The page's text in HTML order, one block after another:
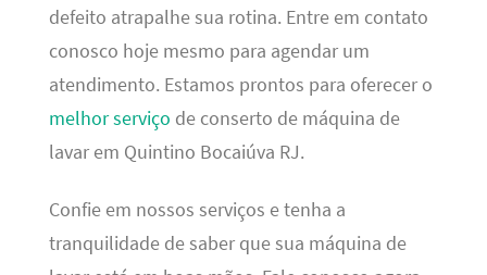
defeito atrapalhe sua rotina. Entre em contato
conosco hoje mesmo para agendar um
atendimento. Estamos prontos para oferecer o
melhor serviço de conserto de máquina de
lavar em Quintino Bocaiúva RJ.
Confie em nossos serviços e tenha a
tranquilidade de saber que sua máquina de